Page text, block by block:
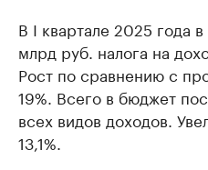
В I квартале 2025 года
млрд руб. налога на
Рост по сравнению с
19%. Всего в бюджет
всех видов доходов.
13,1%.